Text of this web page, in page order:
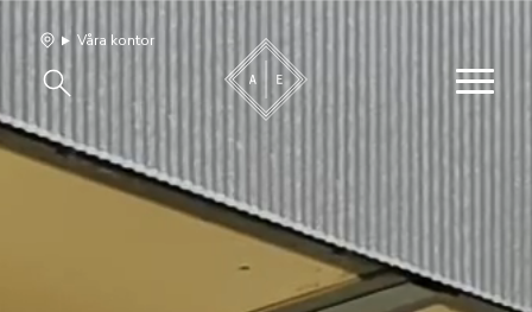
Våra hem
Sälj med oss
Bevakning
Våra kontor